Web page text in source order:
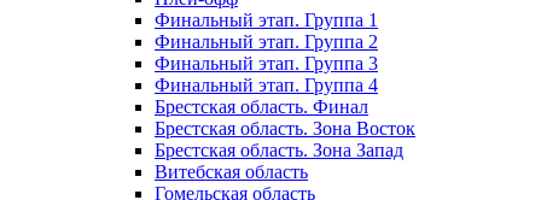
Финальный этап. Группа 1
Финальный этап. Группа 2
Финальный этап. Группа 3
Финальный этап. Группа 4
Брестская область. Финал
Брестская область. Зона Восток
Брестская область. Зона Запад
Витебская область
Гомельская область